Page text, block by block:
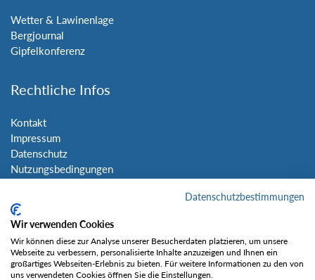
Wetter & Lawinenlage
Bergjournal
Gipfelkonferenz
Rechtliche Infos
Kontakt
Impressum
Datenschutz
Nutzungsbedingungen
Social Media
Datenschutzbestimmungen
Wir verwenden Cookies
Wir können diese zur Analyse unserer Besucherdaten platzieren, um unsere
Webseite zu verbessern, personalisierte Inhalte anzuzeigen und Ihnen ein
großartiges Webseiten-Erlebnis zu bieten. Für weitere Informationen zu den von
uns verwendeten Cookies öffnen Sie die Einstellungen.